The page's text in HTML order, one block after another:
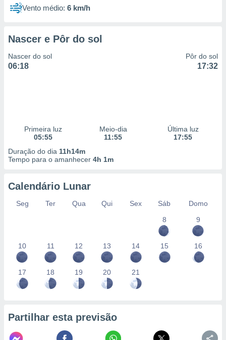
Vento médio: 6 km/h
Nascer e Pôr do sol
Nascer do sol
06:18
Pôr do sol
17:32
Primeira luz
05:55
Meio-dia
11:55
Última luz
17:55
Duração do dia 11h14m
Tempo para o amanhecer 4h 1m
Calendário Lunar
Seg Ter Qua Qui Sex Sáb
Domo
8
9
10 11 12 13 14 15 16
17 18 19 20 21
Partilhar esta previsão